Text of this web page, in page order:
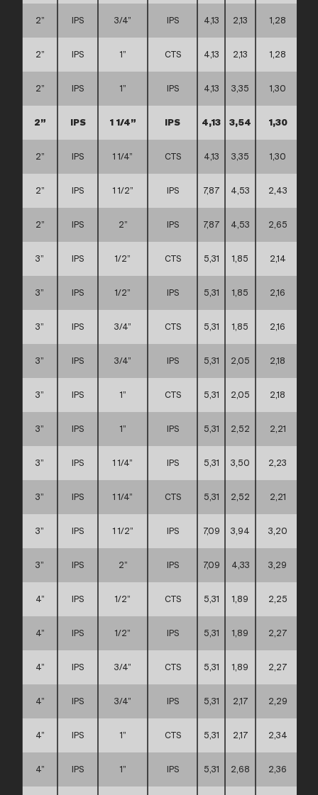
2” IPS 3/4” IPS 4,13 2,13 1,28
2” IPS 1” CTS 4,13 2,13 1,28
2” IPS 1” IPS 4,13 3,35 1,30
2” IPS 1 1/4” IPS 4,13 3,54 1,30
2” IPS 1 1/4” CTS 4,13 3,35 1,30
2” IPS 1 1/2” IPS 7,87 4,53 2,43
2” IPS 2” IPS 7,87 4,53 2,65
3” IPS 1/2” CTS 5,31 1,85 2,14
3” IPS 1/2” IPS 5,31 1,85 2,16
3” IPS 3/4” CTS 5,31 1,85 2,16
3” IPS 3/4” IPS 5,31 2,05 2,18
3” IPS 1” CTS 5,31 2,05 2,18
3” IPS 1” IPS 5,31 2,52 2,21
3” IPS 1 1/4” IPS 5,31 3,50 2,23
3” IPS 1 1/4” CTS 5,31 2,52 2,21
3” IPS 1 1/2” IPS 7,09 3,94 3,20
3” IPS 2” IPS 7,09 4,33 3,29
4” IPS 1/2” CTS 5,31 1,89 2,25
4” IPS 1/2” IPS 5,31 1,89 2,27
4” IPS 3/4” CTS 5,31 1,89 2,27
4” IPS 3/4” IPS 5,31 2,17 2,29
4” IPS 1” CTS 5,31 2,17 2,34
4” IPS 1” IPS 5,31 2,68 2,36